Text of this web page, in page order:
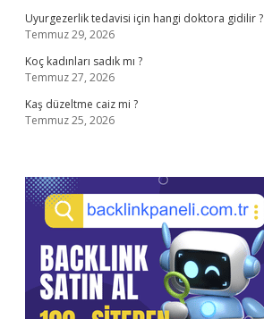
Uyurgezerlik tedavisi için hangi doktora gidilir ?
Temmuz 29, 2026
Koç kadınları sadık mı ?
Temmuz 27, 2026
Kaş düzeltme caiz mi ?
Temmuz 25, 2026